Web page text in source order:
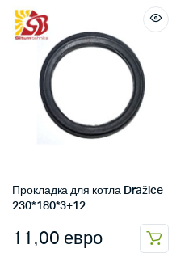
Прокладка для котла Dražice
230*180*3+12
11,00 евро